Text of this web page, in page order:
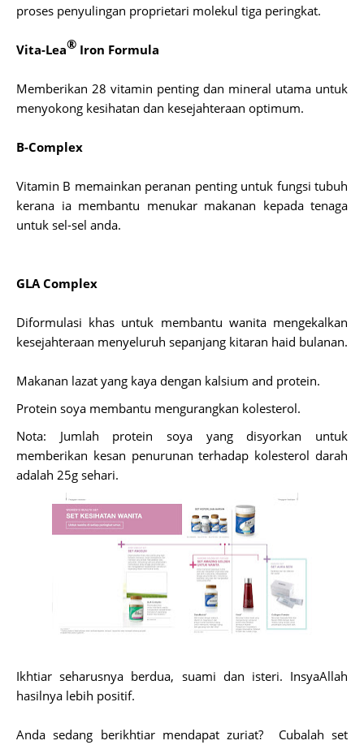
proses penyulingan proprietari molekul tiga peringkat.
Vita-Lea® Iron Formula
Memberikan 28 vitamin penting dan mineral utama untuk
menyokong kesihatan dan kesejahteraan optimum.
B-Complex
Vitamin B memainkan peranan penting untuk fungsi tubuh
kerana ia membantu menukar makanan kepada tenaga
untuk sel-sel anda.
GLA Complex
Diformulasi khas untuk membantu wanita mengekalkan
kesejahteraan menyeluruh sepanjang kitaran haid bulanan.
Makanan lazat yang kaya dengan kalsium and protein.
Protein soya membantu mengurangkan kolesterol.
Nota: Jumlah protein soya yang disyorkan untuk
memberikan kesan penurunan terhadap kolesterol darah
adalah 25g sehari.
Ikhtiar seharusnya berdua, suami dan isteri. InsyaAllah
hasilnya lebih positif.
Anda sedang berikhtiar mendapat zuriat? Cubalah set